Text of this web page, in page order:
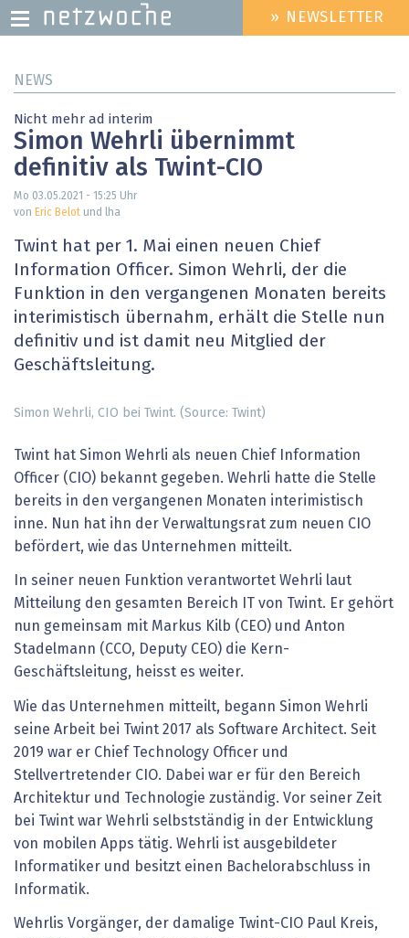
zum
HEADER
MENU
» NEWSLETTER
NEWS
Nicht mehr ad interim
Simon Wehrli übernimmt
definitiv als Twint-CIO
Mo 03.05.2021 - 15:25 Uhr
von Eric Belot und lha
Twint hat per 1. Mai einen neuen Chief
Information Officer. Simon Wehrli, der die
Funktion in den vergangenen Monaten bereits
interimistisch übernahm, erhält die Stelle nun
definitiv und ist damit neu Mitglied der
Geschäftsleitung.
Simon Wehrli, CIO bei Twint. (Source: Twint)
Twint hat Simon Wehrli als neuen Chief Information
Officer (CIO) bekannt gegeben. Wehrli hatte die Stelle
bereits in den vergangenen Monaten interimistisch
inne. Nun hat ihn der Verwaltungsrat zum neuen CIO
befördert, wie das Unternehmen mitteilt.
In seiner neuen Funktion verantwortet Wehrli laut
Mitteilung den gesamten Bereich IT von Twint. Er gehört
nun gemeinsam mit Markus Kilb (CEO) und Anton
Stadelmann (CCO, Deputy CEO) die Kern-
Geschäftsleitung, heisst es weiter.
Wie das Unternehmen mitteilt, begann Simon Wehrli
seine Arbeit bei Twint 2017 als Software Architect. Seit
2019 war er Chief Technology Officer und
Stellvertretender CIO. Dabei war er für den Bereich
Architektur und Technologie zuständig. Vor seiner Zeit
bei Twint war Wehrli selbstständig in der Entwicklung
von mobilen Apps tätig. Wehrli ist ausgebildeter
Informatiker und besitzt einen Bachelorabschluss in
Informatik.
Wehrlis Vorgänger, der damalige Twint-CIO Paul Kreis,